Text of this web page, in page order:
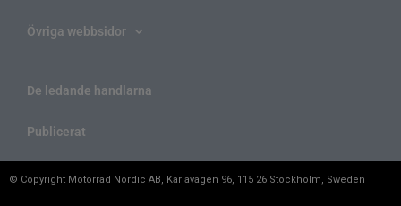
Övriga webbsidor
De ledande handlarna
Publicerat
© Copyright Motorrad Nordic AB, Karlavägen 96, 115 26 Stockholm, Sweden